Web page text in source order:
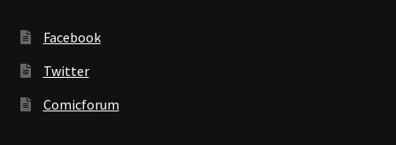
Facebook
Twitter
Comicforum